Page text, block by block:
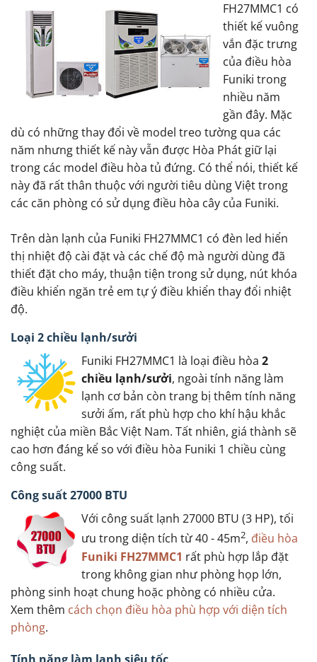
FH27MMC1 có
thiết kế vuông
vắn đặc trưng
của điều hòa
Funiki trong
nhiều năm
gần đây. Mặc
dù có những thay đổi về model treo tường qua các
năm nhưng thiết kế này vẫn được Hòa Phát giữ lại
trong các model điều hòa tủ đứng. Có thể nói, thiết kế
này đã rất thân thuộc với người tiêu dùng Việt trong
các căn phòng có sử dụng điều hòa cây của Funiki.
Trên dàn lạnh của Funiki FH27MMC1 có đèn led hiển
thị nhiệt độ cài đặt và các chế độ mà người dùng đã
thiết đặt cho máy, thuận tiện trong sử dụng, nút khóa
điều khiển ngăn trẻ em tự ý điều khiển thay đổi nhiệt
độ.
Loại 2 chiều lạnh/sưởi
Funiki FH27MMC1 là loại điều hòa 2
chiều lạnh/sưởi, ngoài tính năng làm
lạnh cơ bản còn trang bị thêm tính năng
sưởi ấm, rất phù hợp cho khí hậu khắc
nghiệt của miền Bắc Việt Nam. Tất nhiên, giá thành sẽ
cao hơn đáng kể so với điều hòa Funiki 1 chiều cùng
công suất.
Công suất 27000 BTU
Với công suất lạnh 27000 BTU (3 HP), tối
ưu trong diện tích từ 40 - 45m2, điều hòa
Funiki FH27MMC1 rất phù hợp lắp đặt
trong không gian như phòng họp lớn,
phòng sinh hoạt chung hoặc phòng có nhiều cửa.
Xem thêm cách chọn điều hòa phù hợp với diện tích
phòng.
Tính năng làm lạnh siêu tốc